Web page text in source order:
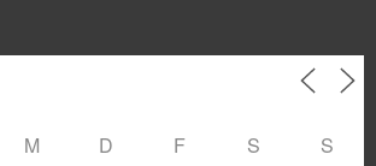
M D F S S